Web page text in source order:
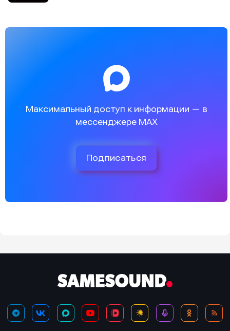
Максимальный доступ к информации — в
мессенджере MAX
Подписаться